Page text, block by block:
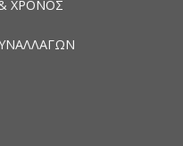
ΧΡΟΝΟΣ